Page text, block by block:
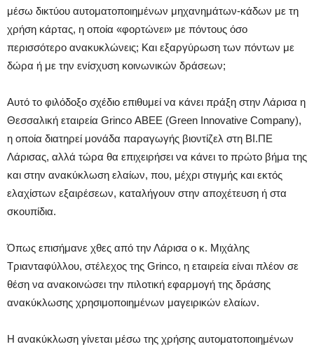
μέσω δικτύου αυτοματοποιημένων μηχανημάτων-κάδων με τη
χρήση κάρτας, η οποία «φορτώνει» με πόντους όσο
περισσότερο ανακυκλώνεις; Και εξαργύρωση των πόντων με
δώρα ή με την ενίσχυση κοινωνικών δράσεων;
Αυτό το φιλόδοξο σχέδιο επιθυμεί να κάνει πράξη στην Λάρισα η
Θεσσαλική εταιρεία Grinco ΑΒΕΕ (Green Innovative Company),
η οποία διατηρεί μονάδα παραγωγής βιοντίζελ στη ΒΙ.ΠΕ
Λάρισας, αλλά τώρα θα επιχειρήσει να κάνει το πρώτο βήμα της
και στην ανακύκλωση ελαίων, που, μέχρι στιγμής και εκτός
ελαχίστων εξαιρέσεων, καταλήγουν στην αποχέτευση ή στα
σκουπίδια.
Όπως επισήμανε χθες από την Λάρισα ο κ. Μιχάλης
Τριανταφύλλου, στέλεχος της Grinco, η εταιρεία είναι πλέον σε
θέση να ανακοινώσει την πιλοτική εφαρμογή της δράσης
ανακύκλωσης χρησιμοποιημένων μαγειρικών ελαίων.
Η ανακύκλωση γίνεται μέσω της χρήσης αυτοματοποιημένων